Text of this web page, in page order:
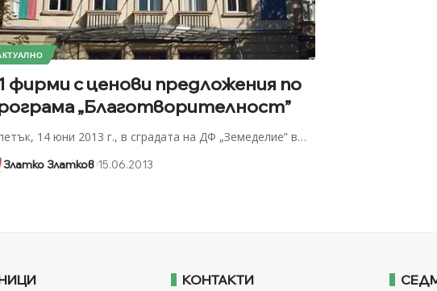
фирми с ценови предложения по
„Благотворителност”
14 юни 2013 г., в сградата на ДФ „Земеделие” в…
Златко Златков 15.06.2013
КОНТАКТИ